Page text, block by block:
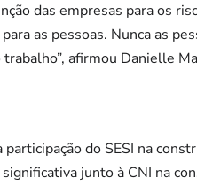
das empresas para os
as pessoas. Nunca as
afirmou Danielle
do SESI na
junto à CNI na